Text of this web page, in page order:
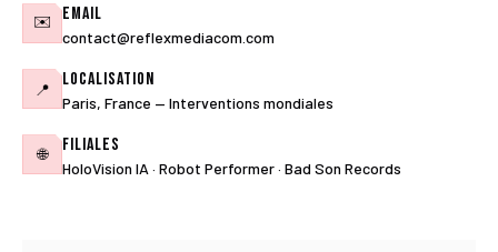
✉️ Email
contact@reflexmediacom.com
📍 Localisation
Paris, France — Interventions mondiales
🌐 Filiales
HoloVision IA · Robot Performer · Bad Son Records